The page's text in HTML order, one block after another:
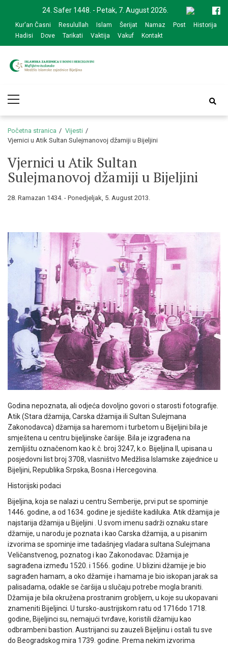
navigation
content
24. Safer 1448. - Petak, 7. August 2026.
Kur'an Časni Resulullah Islam Šerijat Namaz Post
Historija
Hadisi
Dove Tarikati Vaktija Vakuf Kontakt
zajednice Bijeljina
Menu
Početna stranica
Vijesti
Vjernici u Atik Sultan Sulejmanovoj džamiji u Bijeljini
Vjernici u Atik Sultan
Sulejmanovoj džamiji u Bijeljini
28. Ramazan 1434. - Ponedjeljak, 5. August 2013.
Godina nepoznata, ali odjeća dovoljno govori o starosti fotografije.
Atik (Stara džamija, Carska džamija ili Sultan Sulejmana
Zakonodavca) džamija sa haremom i turbetom u Bijeljini bila je
smještena u centru bijeljinske čaršije. Bila je izgrađena na
zemljištu označenom kao k.č. broj 3247, k.o. Bijeljina II, upisana u
posjedovni list broj 3708, vlasništvo Medžlisa Islamske zajednice u
Bijeljini, Republika Srpska, Bosna i Hercegovina.
Historijski podaci
Bijeljina, koja se nalazi u centru Semberije, prvi put se spominje
1446. godine, a od 1634. godine je sjedište kadiluka. Atik džamija je
najstarija džamija u Bijeljini . U svom imenu sadrži oznaku stare
džamije, u narodu je poznata i kao Carska džamija, a u pisanim
izvorima se spominje ime tadašnjeg vladara sultana Sulejmana
Veličanstvenog, poznatog i kao Zakonodavac. Džamija je
sagrađena između 1520. i 1566. godine. U blizini džamije je bio
sagrađen hamam, a oko džamije i hamama je bio iskopan jarak sa
palisadama, odakle se čaršija u slučaju potrebe mogla braniti.
Džamija je bila okružena prostranim grobljem, u koje su ukopavani
znameniti Bijeljinci. U tursko-austrijskom ratu od 1716do 1718.
godine, Bijeljinci su, nemajući tvrđave, koristili džamiju kao
odbrambeni bastion. Austrijanci su zauzeli Bijeljinu i ostali tu sve
do Beogradskog mira 1739. godine. Prema nekim izvorima